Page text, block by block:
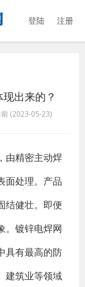
登陆 注册
出来的？
(2023-05-23)
由精密主动焊
面处理。产品
结健壮。即便
。镀锌电焊网
具有最高的防
建筑业等领域